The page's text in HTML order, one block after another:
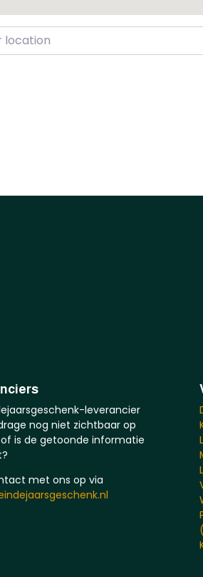
leverancier
nog niet zichtbaar op
is de getoonde informatie
met ons op via